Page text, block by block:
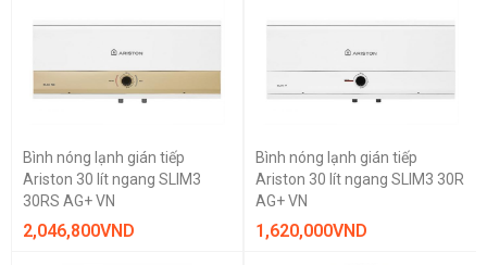
Bình nóng lạnh gián tiếp
Ariston 30 lít ngang SLIM3
30RS AG+ VN
2,046,800VND
Bình nóng lạnh gián tiếp
Ariston 30 lít ngang SLIM3 30R
AG+ VN
1,620,000VND